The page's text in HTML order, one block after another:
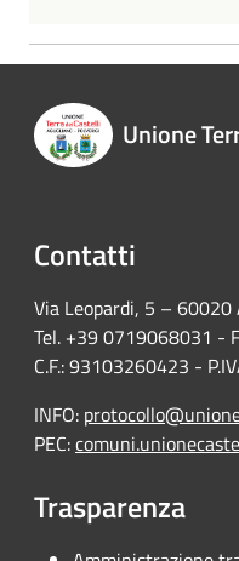
Unione
Contatti
Via Leopardi, 5 – 60020
Tel. +39 0719068031 -
C.F.: 93103260423 -
INFO:
PEC:
Trasparenza